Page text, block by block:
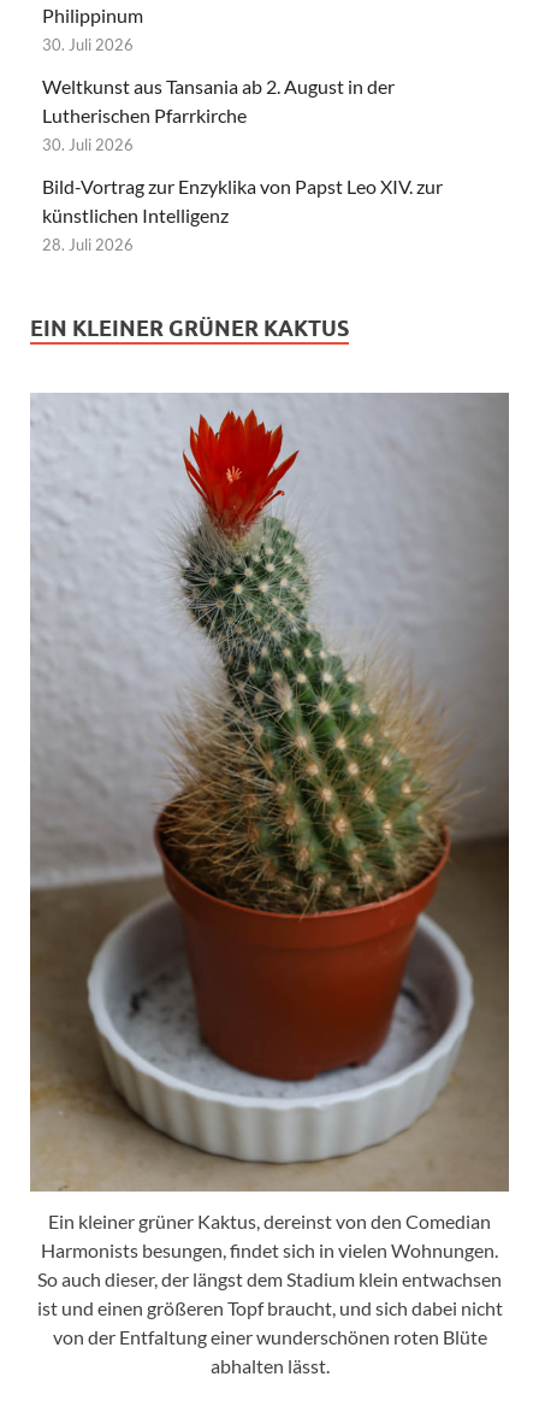
Philippinum
30. Juli 2026
Weltkunst aus Tansania ab 2. August in der
Lutherischen Pfarrkirche
30. Juli 2026
Bild-Vortrag zur Enzyklika von Papst Leo XIV. zur
künstlichen Intelligenz
28. Juli 2026
EIN KLEINER GRÜNER KAKTUS
Ein kleiner grüner Kaktus, dereinst von den Comedian
Harmonists besungen, findet sich in vielen Wohnungen.
So auch dieser, der längst dem Stadium klein entwachsen
ist und einen größeren Topf braucht, und sich dabei nicht
von der Entfaltung einer wunderschönen roten Blüte
abhalten lässt.